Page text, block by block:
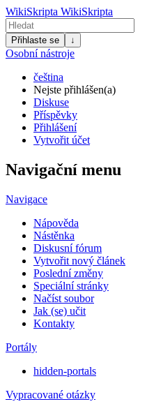
WikiSkripta WikiSkripta
Přihlaste se ↓
Osobní nástroje
čeština
Nejste přihlášen(a)
Diskuse
Příspěvky
Přihlášení
Vytvořit účet
Navigační menu
Navigace
Nápověda
Nástěnka
Diskusní fórum
Vytvořit nový článek
Poslední změny
Speciální stránky
Načíst soubor
Jak (se) učit
Kontakty
Portály
hidden-portals
Vypracované otázky